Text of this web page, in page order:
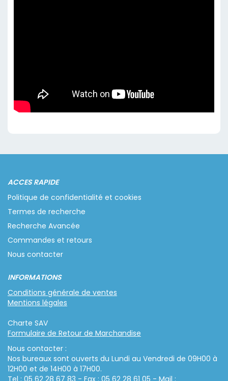
ACCES RAPIDE
Politique de confidentialité et cookies
Termes de recherche
Recherche Avancée
Commandes et retours
Nous contacter
INFORMATIONS
Conditions générale de ventes
Mentions légales
Charte SAV
Formulaire de Retour de Marchandise
Nous contacter :
Nos bureaux sont ouverts du Lundi au Vendredi de 09H00 à
12H00 et de 14H00 à 17H00.
Tel : 05 62 28 67 83 - Fax : 05 62 28 61 05 - Mail :